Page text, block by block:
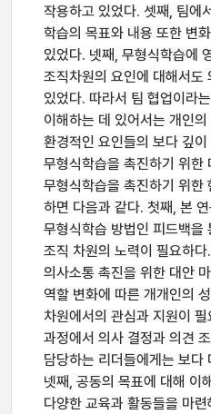
작용하고 있었다. 셋째, 팀에
학습의 목표와 내용 또한 변
있었다. 넷째, 무형식학습에
조직차원의 요인에 대해서도
있었다. 따라서 팀 협업이라
이해하는 데 있어서는 개인
환경적인 요인들의 보다 깊이
무형식학습을 촉진하기 위한
무형식학습을 촉진하기 위한
하면 다음과 같다. 첫째, 본
무형식학습 방법인 피드백을
조직 차원의 노력이 필요하
의사소통 촉진을 위한 대안
역할 변화에 따른 개개인의
차원에서의 관심과 지원이
과정에서 의사 결정과 의견
담당하는 리더들에게는 보다
넷째, 공동의 목표에 대해 이
다양한 교육과 활동들을 마